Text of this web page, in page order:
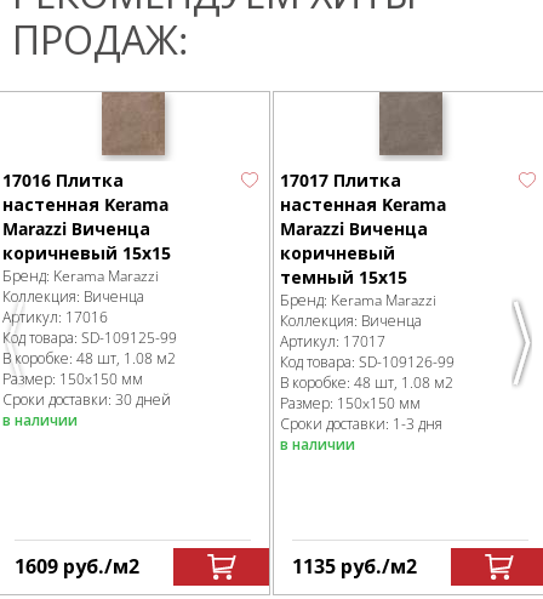
ПРОДАЖ:
Previous
17016 Плитка
настенная Kerama
Marazzi Виченца
коричневый 15х15
Бренд: Kerama Marazzi
Коллекция: Виченца
Артикул: 17016
Код товара: SD-109125-99
В коробке: 48 шт, 1.08 м2
Размер: 150x150 мм
Сроки доставки: 30 дней
в наличии
1609 руб./м2
17017 Плитка
настенная Kerama
Marazzi Виченца
коричневый
темный 15х15
Бренд: Kerama Marazzi
Коллекция: Виченца
Артикул: 17017
Код товара: SD-109126-99
В коробке: 48 шт, 1.08 м2
Размер: 150x150 мм
Сроки доставки: 1-3 дня
в наличии
1135 руб./м2